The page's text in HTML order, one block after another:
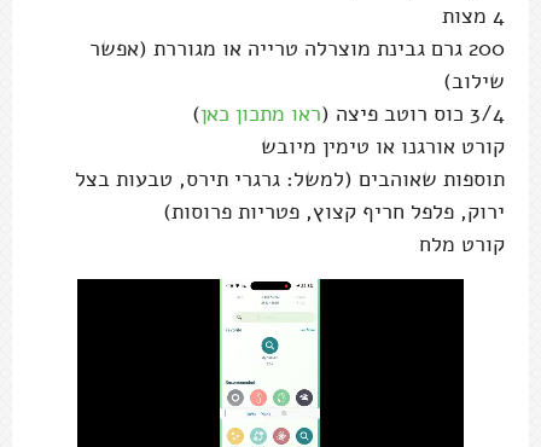
4 מצות
200 גרם גבינת מוצרלה טרייה או מגוררת (אפשר
שילוב)
3/4 כוס רוטב פיצה (
ראו מתכון כאן)
קורט אורגנו או טימין מיובש
תוספות שאוהבים (למשל: גרגרי תירס, טבעות בצל
ירוק, פלפל חריף קצוץ, פטריות פרוסות)
קורט מלח